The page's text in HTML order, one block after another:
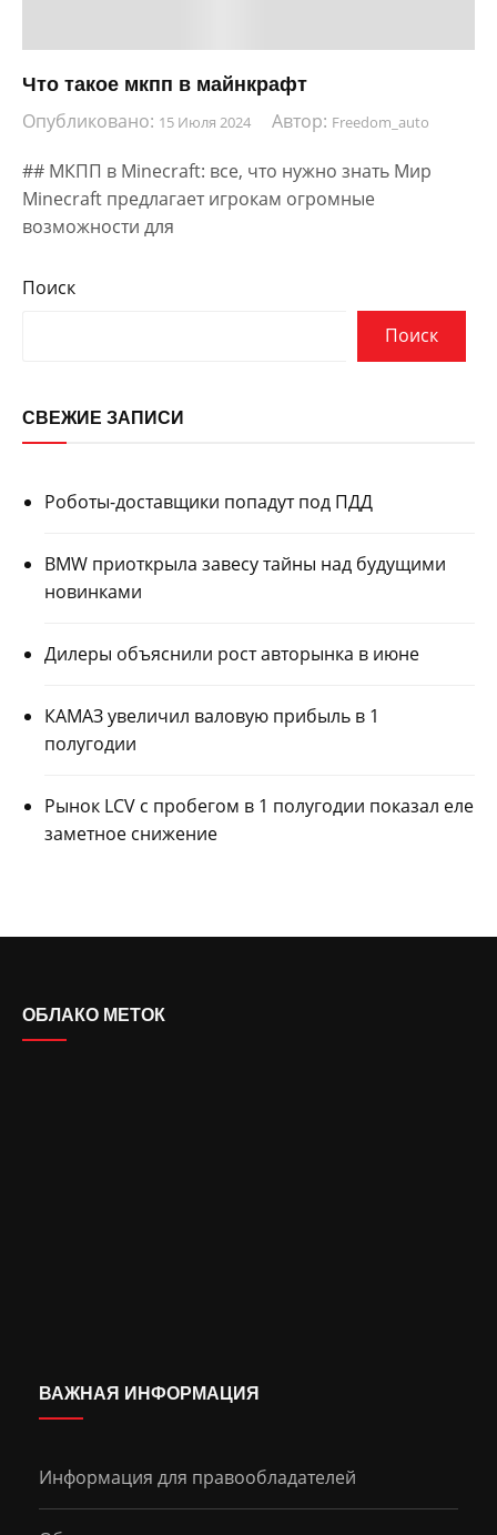
Что такое мкпп в майнкрафт
Опубликовано: 15 Июля 2024 Автор: Freedom_auto
## МКПП в Minecraft: все, что нужно знать Мир
Minecraft предлагает игрокам огромные
возможности для
Поиск
Поиск
СВЕЖИЕ ЗАПИСИ
Роботы-доставщики попадут под ПДД
BMW приоткрыла завесу тайны над будущими
новинками
Дилеры объяснили рост авторынка в июне
КАМАЗ увеличил валовую прибыль в 1
полугодии
Рынок LCV с пробегом в 1 полугодии показал еле
заметное снижение
ОБЛАКО МЕТОК
ВАЖНАЯ ИНФОРМАЦИЯ
Информация для правообладателей